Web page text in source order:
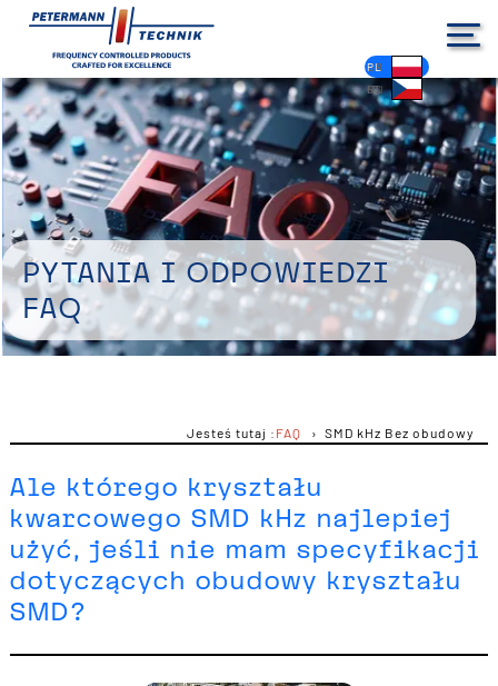
DE
EN
FR
ES
PL
IT
NL
HU
CS
Pytania i odpowiedzi
FAQ
Jesteś tutaj : FAQ SMD kHz Bez obudowy
Ale którego kryształu
kwarcowego SMD kHz najlepiej
użyć, jeśli nie mam specyfikacji
dotyczących obudowy kryształu
SMD?